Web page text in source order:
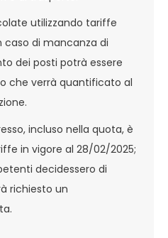
utilizzando tariffe
caso di mancanza di
dei posti potrà essere
che verrà quantificato al
incluso nella quota, è
in vigore al 28/02/2025;
decidessero di
richiesto un